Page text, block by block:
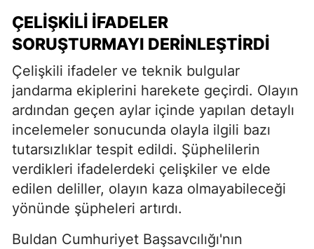
ÇELIŞKILI İFADELER
SORUŞTURMAYI DERINLEŞTIRDI
Çelişkili ifadeler ve teknik bulgular
jandarma ekiplerini harekete geçirdi. Olayın
ardından geçen aylar içinde yapılan detaylı
incelemeler sonucunda olayla ilgili bazı
tutarsızlıklar tespit edildi. Şüphelilerin
verdikleri ifadelerdeki çelişkiler ve elde
edilen deliller, olayın kaza olmayabileceği
yönünde şüpheleri artırdı.
Buldan Cumhuriyet Başsavcılığı'nın